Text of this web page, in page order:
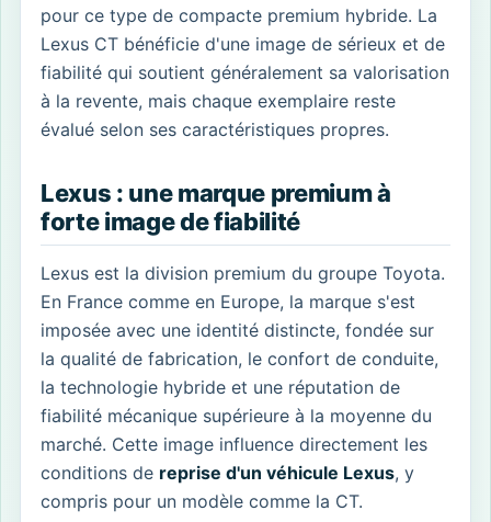
pour ce type de compacte premium hybride. La
Lexus CT bénéficie d'une image de sérieux et de
fiabilité qui soutient généralement sa valorisation
à la revente, mais chaque exemplaire reste
évalué selon ses caractéristiques propres.
Lexus : une marque premium à
forte image de fiabilité
Lexus est la division premium du groupe Toyota.
En France comme en Europe, la marque s'est
imposée avec une identité distincte, fondée sur
la qualité de fabrication, le confort de conduite,
la technologie hybride et une réputation de
fiabilité mécanique supérieure à la moyenne du
marché. Cette image influence directement les
conditions de reprise d'un véhicule Lexus, y
compris pour un modèle comme la CT.